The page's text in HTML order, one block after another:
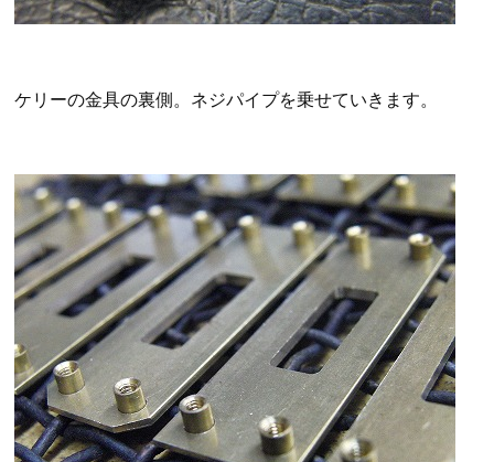
ケリーの金具の裏側。ネジパイプを乗せていきます。